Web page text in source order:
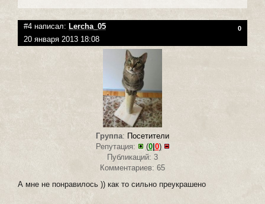
#4 написал: Lercha_05 0
20 января 2013 18:08
Группа: Посетители
Репутация:
(0| 0)
Публикаций: 3
Комментариев: 65
А мне не понравилось )) как то сильно преукрашено